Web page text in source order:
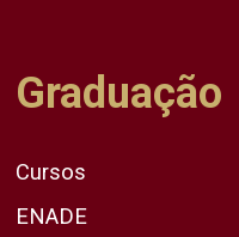
Graduação
Cursos
ENADE